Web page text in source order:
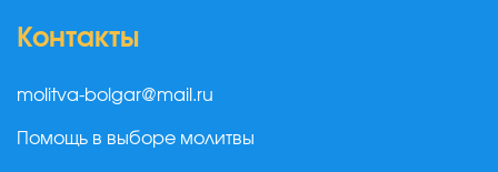
Контакты
molitva-bolgar@mail.ru
Помощь в выборе молитвы